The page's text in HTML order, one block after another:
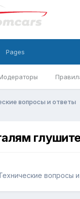
Pages
вопросы и ответы
вопросы